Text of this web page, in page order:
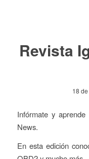
Revista
18
Infórmate y
News.
En esta edición